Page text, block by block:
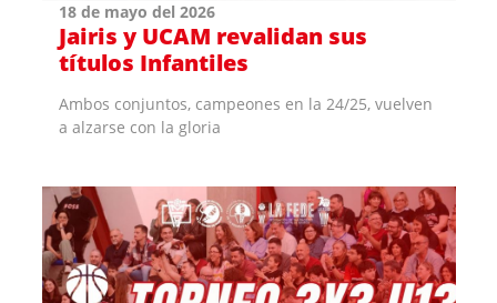
18 de mayo del 2026
Jairis y UCAM revalidan sus
títulos Infantiles
Ambos conjuntos, campeones en la 24/25, vuelven
a alzarse con la gloria